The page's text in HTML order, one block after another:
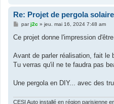
Re: Projet de pergola
M
s
g
parj2c » jeu. mai 16, 2024 7:48 am
Ce projet donne l'impression
Avant de parler réalisation, fait le
Tu verras qu'il ne te faudra pas
Une pergola en DIY... avec des
CESI Auto installé en région parisienne